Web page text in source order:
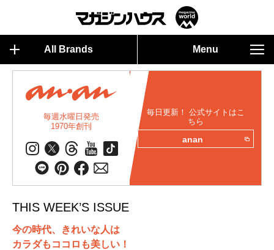
All Brands Menu
毎週水曜日発売
1970年創刊
毎日更新！ 公式サイトはこ
ちら
anan
THIS WEEK’S ISSUE
今の時代、きれいな人は
カラダもココロも美しい！